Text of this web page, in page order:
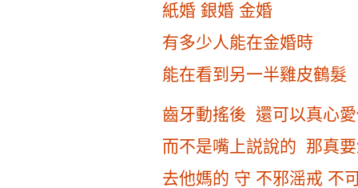
紙婚 銀婚 金婚
有多少人能在金婚時
能在看到另一半雞皮鶴髮
齒牙動搖後 還可以真心
而不是嘴上説說的 那真
去他媽的 守 不邪滛戒 不